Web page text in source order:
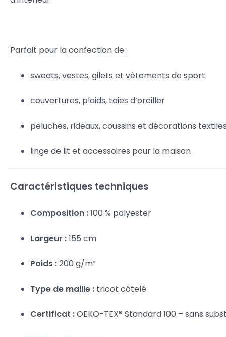
Parfait pour la confection de :
sweats, vestes, gilets et vêtements de sport
couvertures, plaids, taies d’oreiller
peluches, rideaux, coussins et décorations
linge de lit et accessoires pour la maison
Caractéristiques techniques
Composition :100 % polyester
Largeur :155 cm
Poids :200 g/m²
Type de maille : tricot côtelé
Certificat :OEKO-TEX® Standard 100 – sans